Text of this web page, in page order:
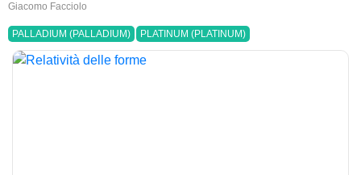
Questi due metalli sono fondamentali per la costruzione delle
moderne autovetture elettriche (che trovo orrende).
Giacomo Facciolo
PALLADIUM (PALLADIUM) PLATINUM (PLATINUM)